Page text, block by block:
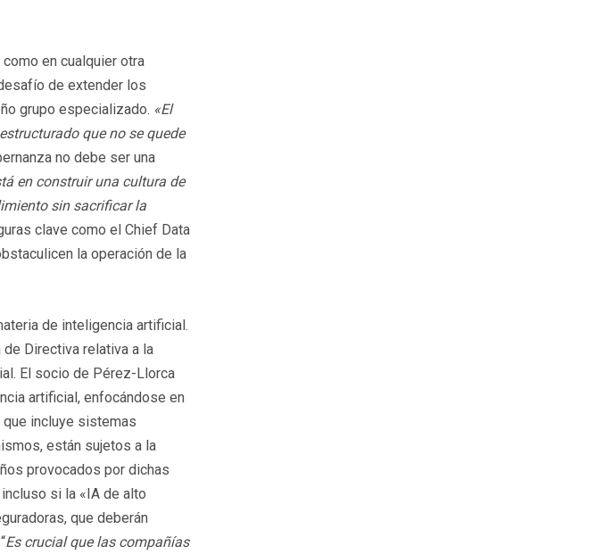
en cualquier otra
de extender los
grupo especializado. «El
que no se quede
no debe ser una
en construir una cultura de
sin sacrificar la
clave como el Chief Data
la operación de la
de inteligencia artificial.
Directiva relativa a la
El socio de Pérez-Llorca
artificial, enfocándose en
incluye sistemas
están sujetos a la
provocados por dichas
si la «IA de alto
que deberán
Es crucial que las compañías